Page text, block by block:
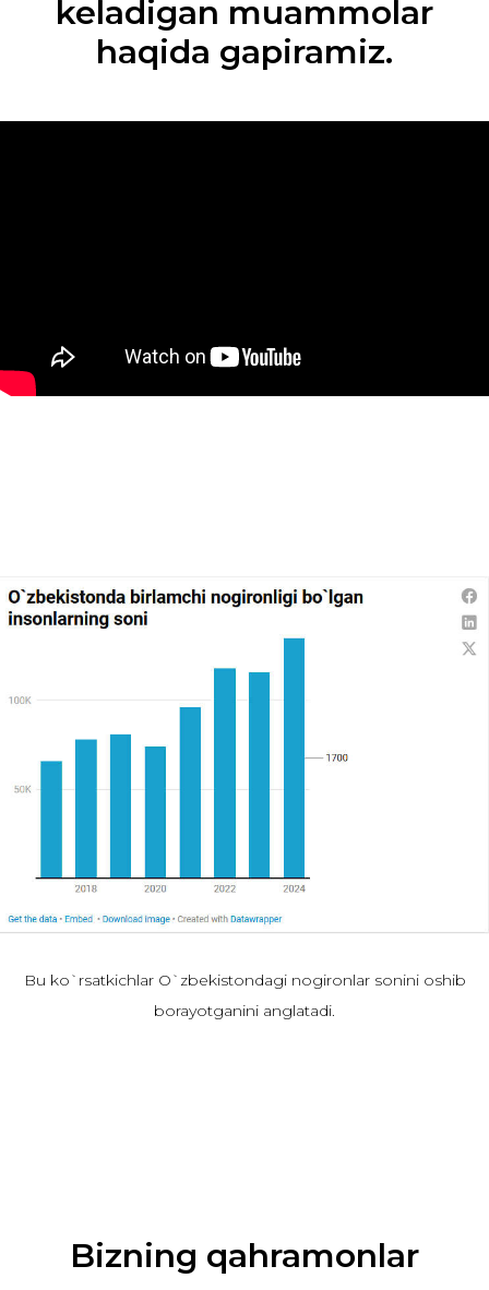
keladigan muammolar
haqida gapiramiz.
Bu ko`rsatkichlar O`zbekistondagi nogironlar sonini oshib
borayotganini anglatadi.
Bizning qahramonlar